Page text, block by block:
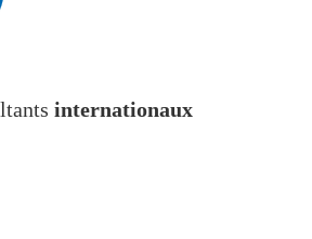
internationaux